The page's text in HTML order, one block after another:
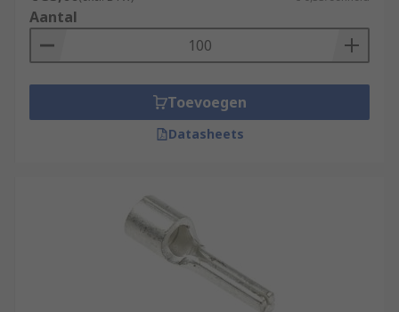
Aantal
Toevoegen
Datasheets